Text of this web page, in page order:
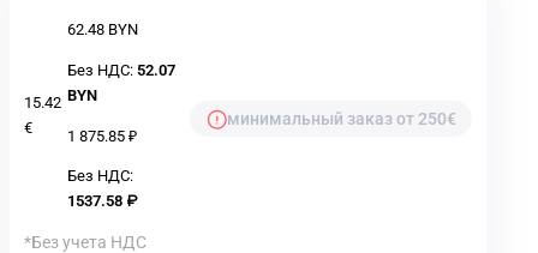
15.42
€
62.48 BYN
Без НДС: 52.07
BYN
1 875.85 ₽
Без НДС:
1537.58 ₽
минимальный заказ от 250€
*Без учета НДС